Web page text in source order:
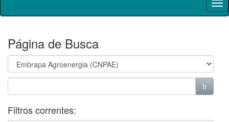
Página de Busca
Filtros correntes: